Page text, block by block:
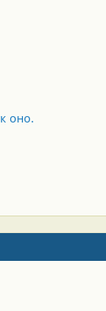
оно.